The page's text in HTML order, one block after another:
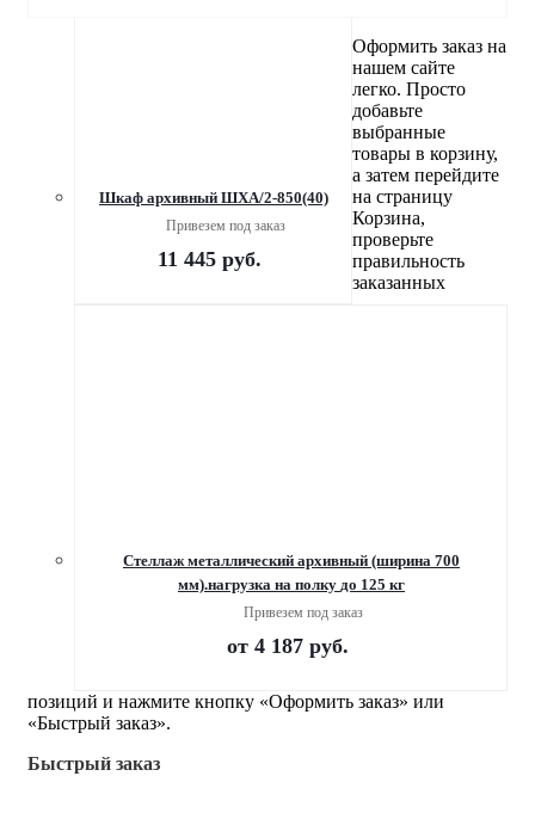
Шкаф архивный ШХА/2-850(40)
Привезем под заказ
11 445 руб.
Стеллаж металлический архивный (ширина 700
мм).нагрузка на полку до 125 кг
Привезем под заказ
от 4 187 руб.
Оформить заказ на
нашем сайте
легко. Просто
добавьте
выбранные
товары в корзину,
а затем перейдите
на страницу
Корзина,
проверьте
правильность
заказанных
позиций и нажмите кнопку «Оформить заказ» или
«Быстрый заказ».
Быстрый заказ